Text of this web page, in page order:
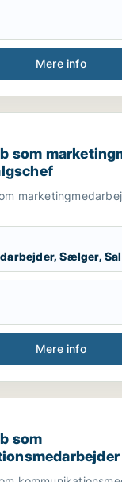
Mere info
som
Sælger,
Mere info
som